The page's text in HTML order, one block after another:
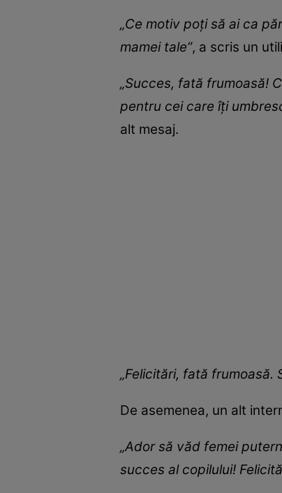
„Ce motiv poți să ai ca
mamei tale”, a scris un
„Succes, fată frumoasă!
pentru cei care îți
alt mesaj.
„Felicitări, fată frumoasă.
De asemenea, un alt
„Ador să văd femei
succes al copilului!